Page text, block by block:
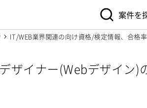
案件を
IT/WEB業界関連の向け資格/検定情報、合格
ザイナー(Webデザイン